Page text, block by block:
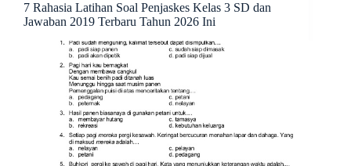
7 Rahasia Latihan Soal Penjaskes Kelas 3 SD dan
Jawaban 2019 Terbaru Tahun 2026 Ini